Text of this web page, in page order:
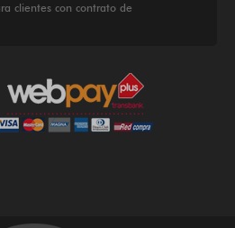
clientes con contrato de